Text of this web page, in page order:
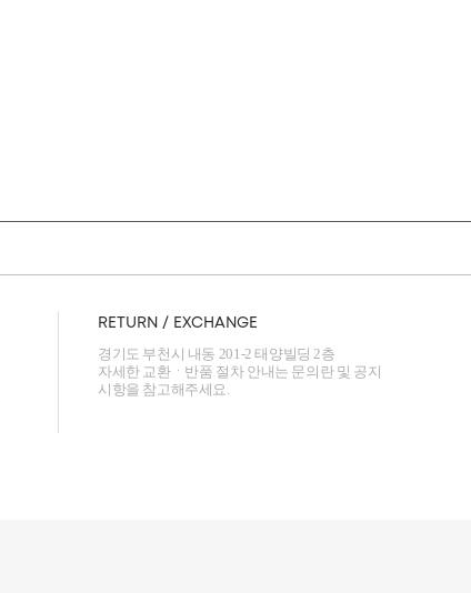
RETURN / EXCHANGE
경기도 부천시 내동 201-2 태양빌딩 2층
자세한 교환ㆍ반품 절차 안내는 문의란 및 공지
시항을 참고해주세요.